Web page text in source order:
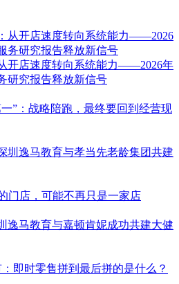
开店速度转向系统能力——2026年
研究报告释放新信号
”：战略陪跑，最终要回到经营现
圳逸马教育与孝当先老龄集团共建
门店，可能不再只是一家店
逸马教育与嘉顿肯妮成功共建大健
即时零售拼到最后拼的是什么？